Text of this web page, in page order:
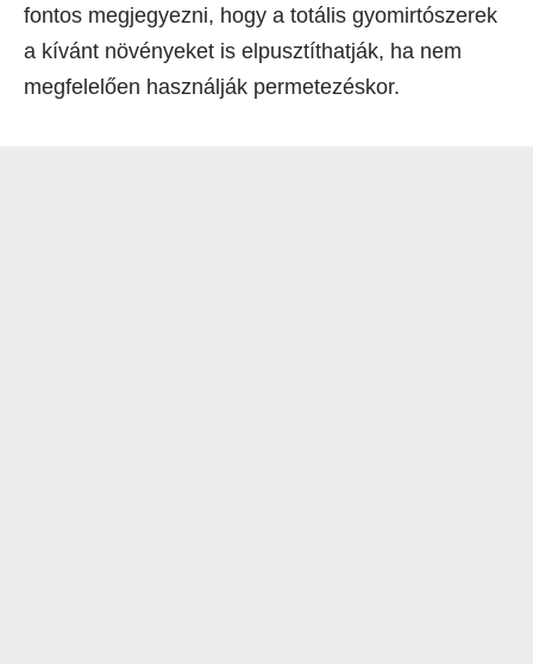
fontos megjegyezni, hogy a totális gyomirtószerek
a kívánt növényeket is elpusztíthatják, ha nem
megfelelően használják permetezéskor.